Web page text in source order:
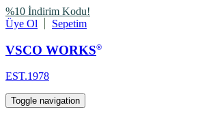
%10 İndirim Kodu!
Üye Ol
Sepetim
VSCO WORKS®
EST.1978
Toggle navigation